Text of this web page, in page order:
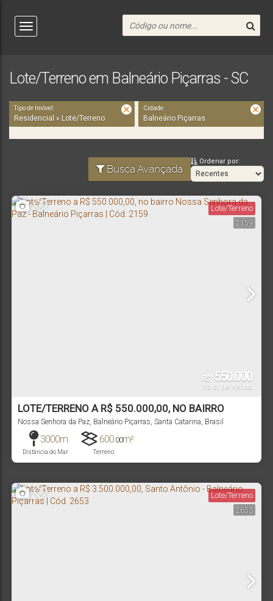
Lote/Terreno em Balneário Piçarras - SC
Tipo de Imóvel:
Residencial » Lote/Terreno
Cidade:
Balneário Piçarras
Busca Avançada
Ordenar por:
2159
Lote/Terreno
R$ 550.000
Valor de Venda
LOTE/TERRENO A R$ 550.000,00, NO BAIRRO
NOSSA SENHORA DA PAZ - BALNEÁRIO PIÇARRAS |
CÓD. 2159
Nossa Senhora da Paz, Balneário Piçarras, Santa Catarina, Brasil
3000m
Distância do Mar Terreno:
600.00m²
2653
Lote/Terreno